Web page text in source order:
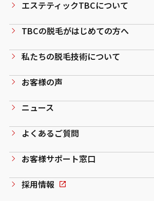
エステティックTBCについて
TBCの脱毛がはじめての方へ
私たちの脱毛技術について
お客様の声
ニュース
よくあるご質問
お客様サポート窓口
採用情報